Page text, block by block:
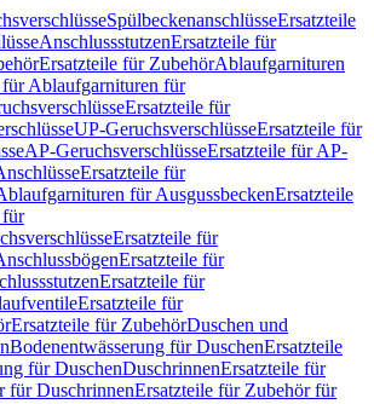
SpülbeckenanschlüsseErsatzteile
AnschlussstutzenErsatzteile für
Ersatzteile für ZubehörAblaufgarnituren
für Ablaufgarnituren für
Ersatzteile für
UP-GeruchsverschlüsseErsatzteile für
AP-GeruchsverschlüsseErsatzteile für AP-
Ersatzteile für
für AusgussbeckenErsatzteile
Ersatzteile für
Ersatzteile für
Ersatzteile für
Ersatzteile für
Ersatzteile für ZubehörDuschen und
Bodenentwässerung für DuschenErsatzteile
für DuschenDuschrinnenErsatzteile für
für DuschrinnenErsatzteile für Zubehör für